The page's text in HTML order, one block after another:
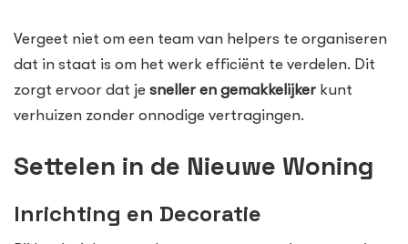
Vergeet niet om een team van helpers te organiseren
dat in staat is om het werk efficiënt te verdelen. Dit
zorgt ervoor dat je sneller en gemakkelijker kunt
verhuizen zonder onnodige vertragingen.
Settelen in de Nieuwe Woning
Inrichting en Decoratie